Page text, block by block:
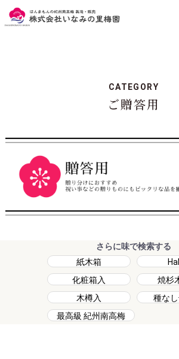
CATEGORY
ご贈答用
さらに味で検索する
紙木箱
化粧箱入
焼杉
木樽入
種な
最高級 紀州南高梅